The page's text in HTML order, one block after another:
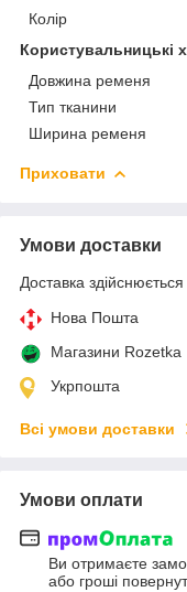
Колір
Користувальницькі
Довжина ременя
Тип тканини
Ширина ременя
Приховати
Умови доставки
Доставка
Нова Пошта
Магазини Rozetka
Укрпошта
Всі умови доставки
Умови оплати
Ви отримаєте
або гроші